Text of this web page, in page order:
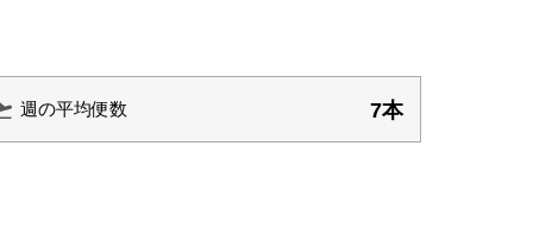
週の平均便数 7本